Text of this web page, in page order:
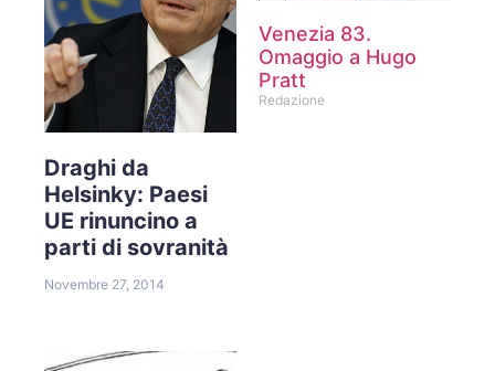
Draghi da
Helsinky: Paesi
UE rinuncino a
parti di sovranità
Novembre 27, 2014
Venezia 83.
Omaggio a Hugo
Pratt
Redazione